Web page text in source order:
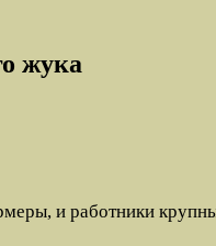
жука
и работники